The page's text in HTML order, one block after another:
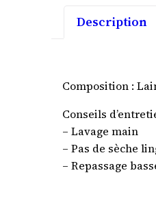
Description
Composition :
Conseils
– Lavage main
– Pas de sèche
– Repassage